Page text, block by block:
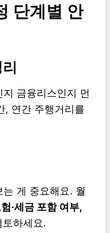
단계별 안
금융리스인지 먼
, 연간 주행거리를
게 중요해요. 월
·세금 포함 여부,
하세요.